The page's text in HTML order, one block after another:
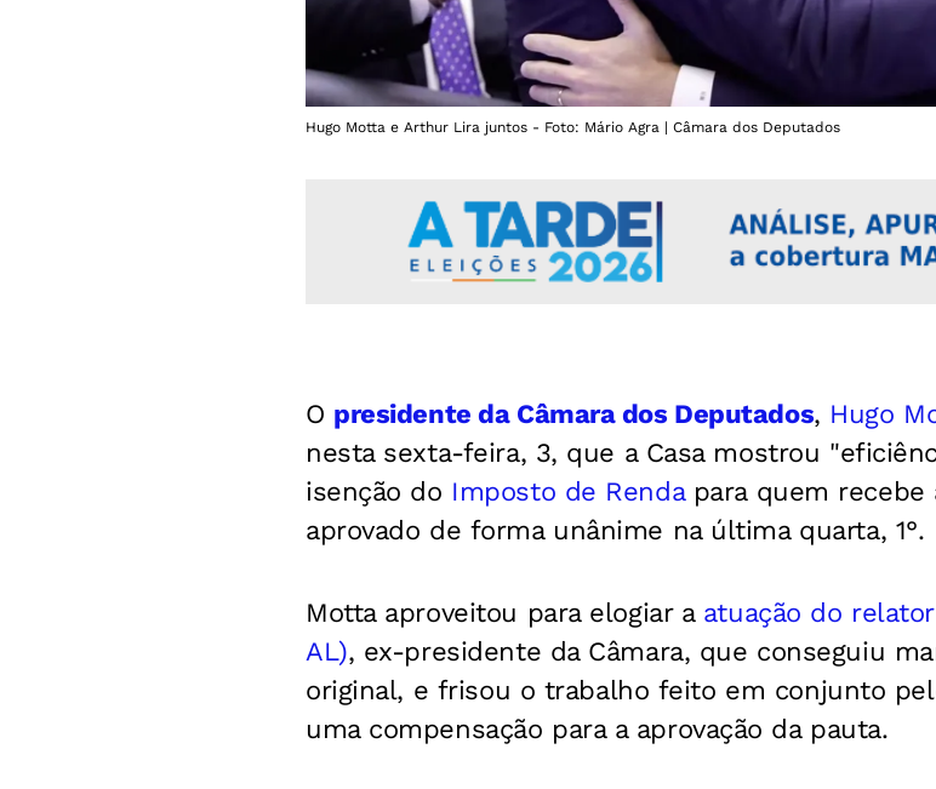
Hugo Motta e Arthur Lira juntos - Foto: Mário Agra | Câmara dos Deputados
O presidente da Câmara dos Deputados, Hugo
nesta sexta-feira, 3, que a Casa mostrou
isenção do Imposto de Rendapara quem recebe
aprovado de forma unânime na última quarta, 1°.
Motta aproveitou para elogiar a atuação do
AL), ex-presidente da Câmara, que conseguiu
original, e frisou o trabalho feito em conjunto
uma compensação para a aprovação da pauta.